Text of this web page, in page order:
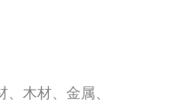
木材、金属、